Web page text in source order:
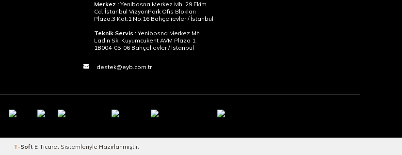
Merkez : Yenibosna Merkez Mh. 29 Ekim
Cd. İstanbul VizyonPark Ofis Blokları
Plaza:3 Kat:1 No:16 Bahçelievler / İstanbul
Teknik Servis : Yenibosna Merkez Mh .
Ladin Sk. Kuyumcukent AVM Plaza 1
1B004-05-06 Bahçelievler / İstanbul
destek@eyb.com.tr
T-Soft E-TicaretSistemleriyle Hazırlanmıştır.